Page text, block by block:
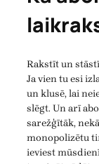
Rakstīt un
Ja vien tu esi
un klusē, lai
slēgt. Un arī
sarežģītāk,
monopolizētu
ieviest